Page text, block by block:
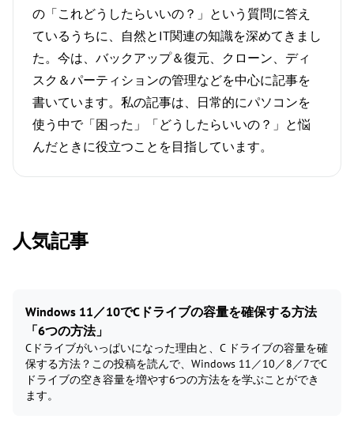
の「これどうしたらいいの？」という質問に答え
ているうちに、自然とIT関連の知識を深めてきまし
た。今は、バックアップ＆復元、クローン、ディ
スク＆パーティションの管理などを中心に記事を
書いています。私の記事は、日常的にパソコンを
使う中で「困った」「どうしたらいいの？」と悩
んだときに役立つことを目指しています。
人気記事
Windows 11／10でCドライブの容量を確保する方法
「6つの方法」
Cドライブがいっぱいになった理由と、C ドライブの容量を確
保する方法？この投稿を読んで、Windows 11／10／8／7でC
ドライブの空き容量を増やす6つの方法をを学ぶことができ
ます。